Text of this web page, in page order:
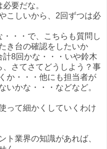
要だな。
こしいから、2回ずつは必
・・で、こちらも質問し
き台の確認をしたいか
8回かな・・・いや鈴木
さてさてどうしよう？事
か・・・他にも担当者が
いかな・・・などなど。
って細かくしていくわけ
ト業界の知識があれば、